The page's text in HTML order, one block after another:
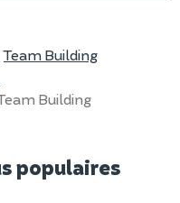
Team Building
Building
populaires